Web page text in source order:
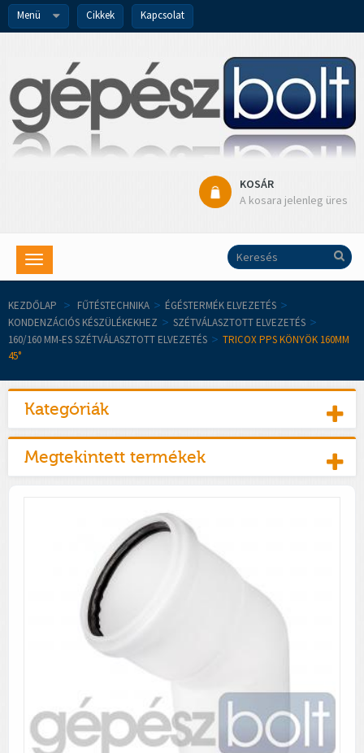
Menü Cikkek Kapcsolat
KOSÁR
A kosara jelenleg üres
Toggle
navigation
KEZDŐLAP > FŰTÉSTECHNIKA > ÉGÉSTERMÉK ELVEZETÉS >
KONDENZÁCIÓS KÉSZÜLÉKEKHEZ > SZÉTVÁLASZTOTT ELVEZETÉS >
160/160 MM-ES SZÉTVÁLASZTOTT ELVEZETÉS > TRICOX PPS KÖNYÖK 160MM
45°
Kategóriák
Megtekintett termékek